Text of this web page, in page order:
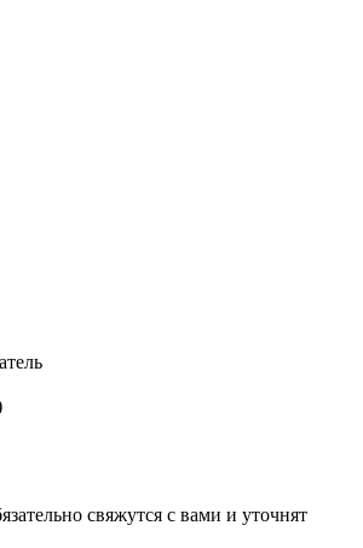
свяжутся с вами и уточнят